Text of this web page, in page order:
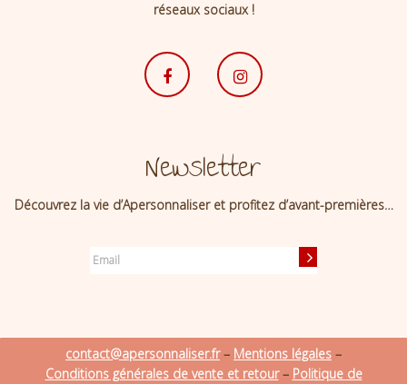
réseaux sociaux !
Newsletter
Découvrez la vie d’Apersonnaliser et profitez d’avant-premières…
contact@apersonnaliser.fr– Mentions légales –
Conditions générales de vente et retour– Politique de